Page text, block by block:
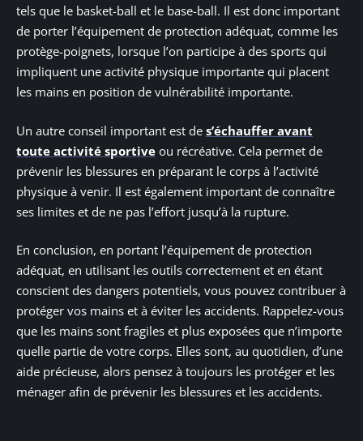
tels que le basket-ball et le base-ball. Il est donc important
de porter l’équipement de protection adéquat, comme les
protège-poignets, lorsque l’on participe à des sports qui
impliquent une activité physique importante qui placent
les mains en position de vulnérabilité importante.
Un autre conseil important est de s’échauffer avant
toute activité sportive ou récréative. Cela permet de
prévenir les blessures en préparant le corps à l’activité
physique à venir. Il est également important de connaître
ses limites et de ne pas l’effort jusqu’à la rupture.
En conclusion, en portant l’équipement de protection
adéquat, en utilisant les outils correctement et en étant
conscient des dangers potentiels, vous pouvez contribuer à
protéger vos mains et à éviter les accidents. Rappelez-vous
que les mains sont fragiles et plus exposées que n’importe
quelle partie de votre corps. Elles sont, au quotidien, d’une
aide précieuse, alors pensez à toujours les protéger et les
ménager afin de prévenir les blessures et les accidents.